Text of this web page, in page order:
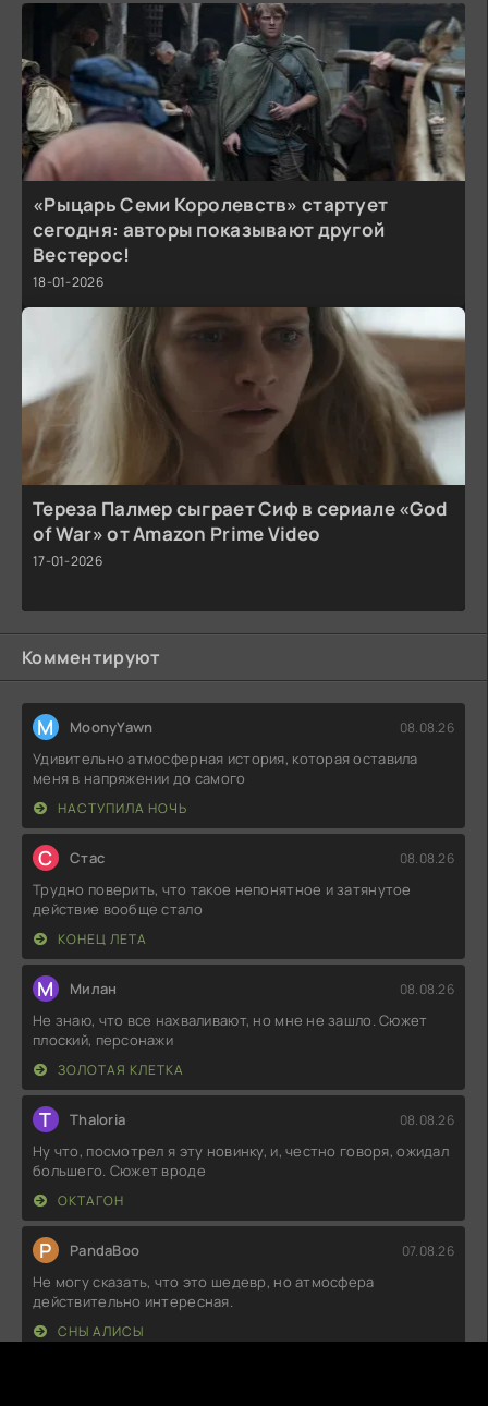
«Рыцарь Семи Королевств» стартует
сегодня: авторы показывают другой
Вестерос!
18-01-2026
Тереза Палмер сыграет Сиф в сериале «God
of War» от Amazon Prime Video
17-01-2026
Комментируют
M MoonyYawn 08.08.26
Удивительно атмосферная история, которая оставила
меня в напряжении до самого
НАСТУПИЛА НОЧЬ
С Стас 08.08.26
Трудно поверить, что такое непонятное и затянутое
действие вообще стало
КОНЕЦ ЛЕТА
М Милан 08.08.26
Не знаю, что все нахваливают, но мне не зашло. Сюжет
плоский, персонажи
ЗОЛОТАЯ КЛЕТКА
T Thaloria 08.08.26
Ну что, посмотрел я эту новинку, и, честно говоря, ожидал
большего. Сюжет вроде
ОКТАГОН
P PandaBoo 07.08.26
Не могу сказать, что это шедевр, но атмосфера
действительно интересная.
СНЫ АЛИСЫ